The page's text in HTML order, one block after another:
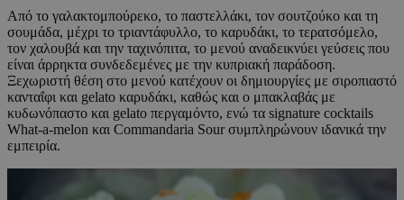
Από το γαλακτομπούρεκο, το παστελλάκι, τον σουτζούκο και τη
σουμάδα, μέχρι το τριαντάφυλλο, το καρυδάκι, το τερατσόμελο,
τον χαλουβά και την ταχινόπιτα, το μενού αναδεικνύει γεύσεις που
είναι άρρηκτα συνδεδεμένες με την κυπριακή παράδοση.
Ξεχωριστή θέση στο μενού κατέχουν οι δημιουργίες με σιροπιαστό
κανταΐφι και gelato καρυδάκι, καθώς και ο μπακλαβάς με
κυδωνόπαστο και gelato περγαμόντο, ενώ τα signature cocktails
What-a-melon και Commandaria Sour συμπληρώνουν ιδανικά την
εμπειρία.